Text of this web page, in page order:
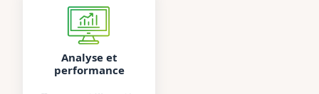
Analyse et
performance